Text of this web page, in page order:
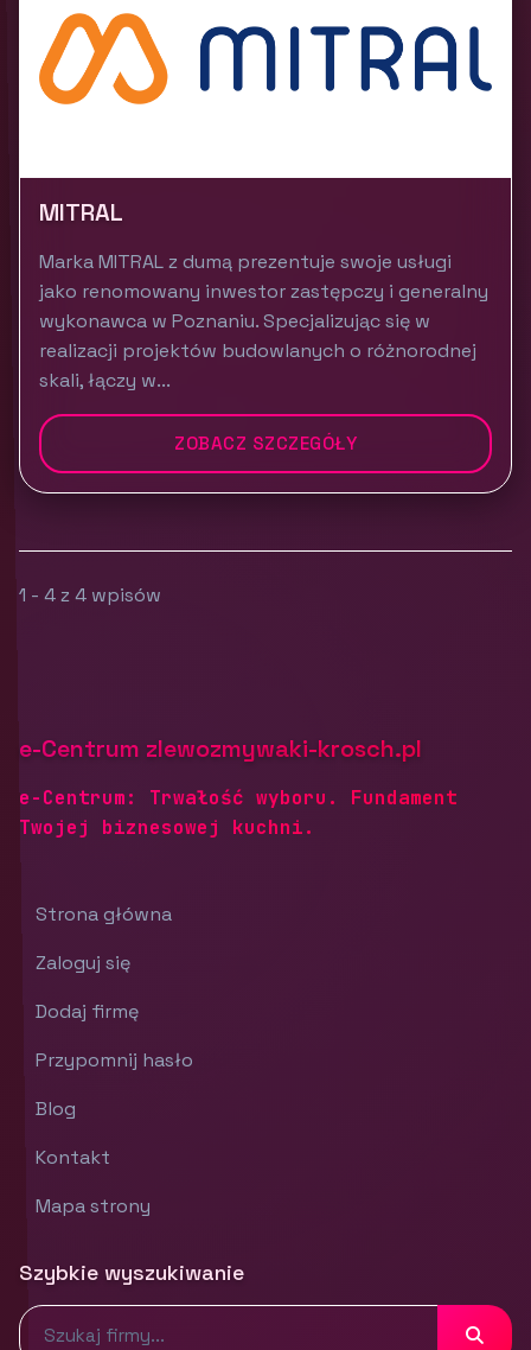
MITRAL
Marka MITRAL z dumą prezentuje swoje usługi
jako renomowany inwestor zastępczy i generalny
wykonawca w Poznaniu. Specjalizując się w
realizacji projektów budowlanych o różnorodnej
skali, łączy w...
ZOBACZ SZCZEGÓŁY
1 - 4 z 4 wpisów
e-Centrum zlewozmywaki-krosch.pl
e-Centrum: Trwałość wyboru. Fundament
Twojej biznesowej kuchni.
Strona główna
Zaloguj się
Dodaj firmę
Przypomnij hasło
Blog
Kontakt
Mapa strony
Szybkie wyszukiwanie